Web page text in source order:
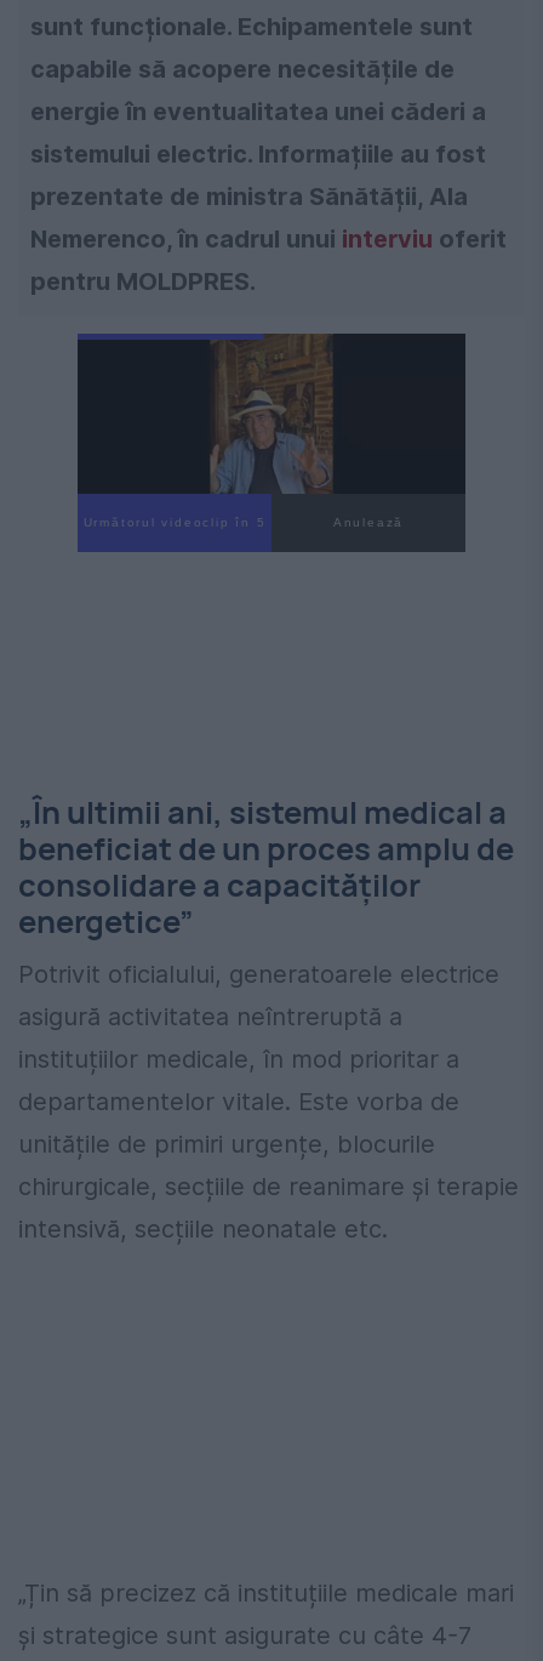
sunt funcționale. Echipamentele sunt
capabile să acopere necesitățile de
energie în eventualitatea unei căderi a
sistemului electric. Informațiile au fost
prezentate de ministra Sănătății, Ala
Nemerenco, în cadrul unui interviu oferit
pentru MOLDPRES.
Următorul videoclip în 3 Anulează
„În ultimii ani, sistemul medical a
beneficiat de un proces amplu de
consolidare a capacităților
energetice”
Potrivit oficialului, generatoarele electrice
asigură activitatea neîntreruptă a
instituțiilor medicale, în mod prioritar a
departamentelor vitale. Este vorba de
unitățile de primiri urgențe, blocurile
chirurgicale, secțiile de reanimare și terapie
intensivă, secțiile neonatale etc.
„Țin să precizez că instituțiile medicale mari
și strategice sunt asigurate cu câte 4-7